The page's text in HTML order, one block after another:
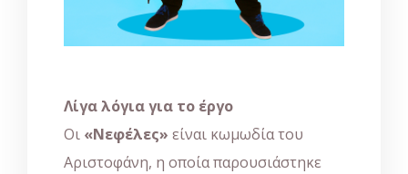
Λίγα λόγια για το έργο
Οι «Νεφέλες» είναι κωμωδία του
Αριστοφάνη, η οποία παρουσιάστηκε